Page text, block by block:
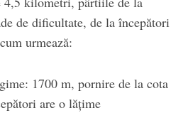
de dificultate, de la începători
urmează:
1700 m, pornire de la cota
are o lățime